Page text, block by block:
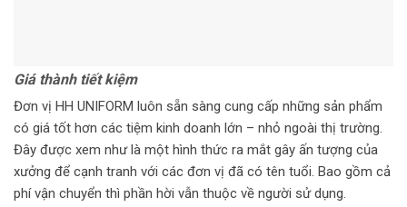
Giá thành tiết kiệm
Đơn vị HH UNIFORM luôn sẵn sàng cung cấp những sản phẩm
có giá tốt hơn các tiệm kinh doanh lớn – nhỏ ngoài thị trường.
Đây được xem như là một hình thức ra mắt gây ấn tượng của
xưởng để cạnh tranh với các đơn vị đã có tên tuổi. Bao gồm cả
phí vận chuyển thì phần hời vẫn thuộc về người sử dụng.